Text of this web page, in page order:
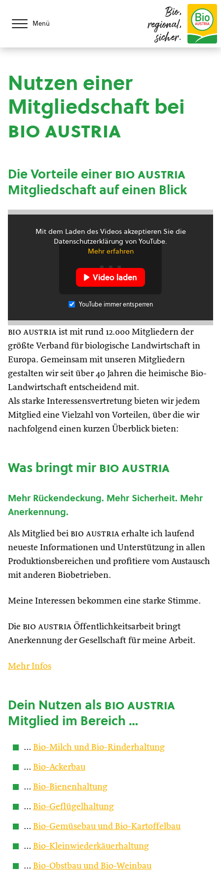
Menü
Bio,
regional,
sicher.
Nutzen einer
Mitgliedschaft bei
bio austria
Die Vorteile einerbio austria
Mitgliedschaft auf einen Blick
Mit dem Laden des Videos akzeptieren Sie die
Datenschutzerklärung von YouTube.
Mehr erfahren
Video laden
YouTube immer entsperren
bio austria ist mit rund 12.000 Mitgliedern der
größte Verband für biologische Landwirtschaft in
Europa. Gemeinsam mit unseren Mitgliedern
gestalten wir seit über 40 Jahren die heimische Bio-
Landwirtschaft entscheidend mit.
Als starke Interessensvertretung bieten wir jedem
Mitglied eine Vielzahl von Vorteilen, über die wir
nachfolgend einen kurzen Überblick bieten:
Was bringt mirbio austria
Mehr Rückendeckung. Mehr Sicherheit. Mehr
Anerkennung.
Als Mitglied bei bio austria erhalte ich laufend
neueste Informationen und Unterstützung in allen
Produktionsbereichen und profitiere vom Austausch
mit anderen Biobetrieben.
Meine Interessen bekommen eine starke Stimme.
Die bio austria Öffentlichkeitsarbeit bringt
Anerkennung der Gesellschaft für meine Arbeit.
Mehr Infos
Dein Nutzen alsbio austria
Mitglied im Bereich …
… Bio-Milch und Bio-Rinderhaltung
… Bio-Ackerbau
… Bio-Bienenhaltung
… Bio-Geflügelhaltung
… Bio-Gemüsebau und Bio-Kartoffelbau
… Bio-Kleinwiederkäuerhaltung
… Bio-Obstbau und Bio-Weinbau